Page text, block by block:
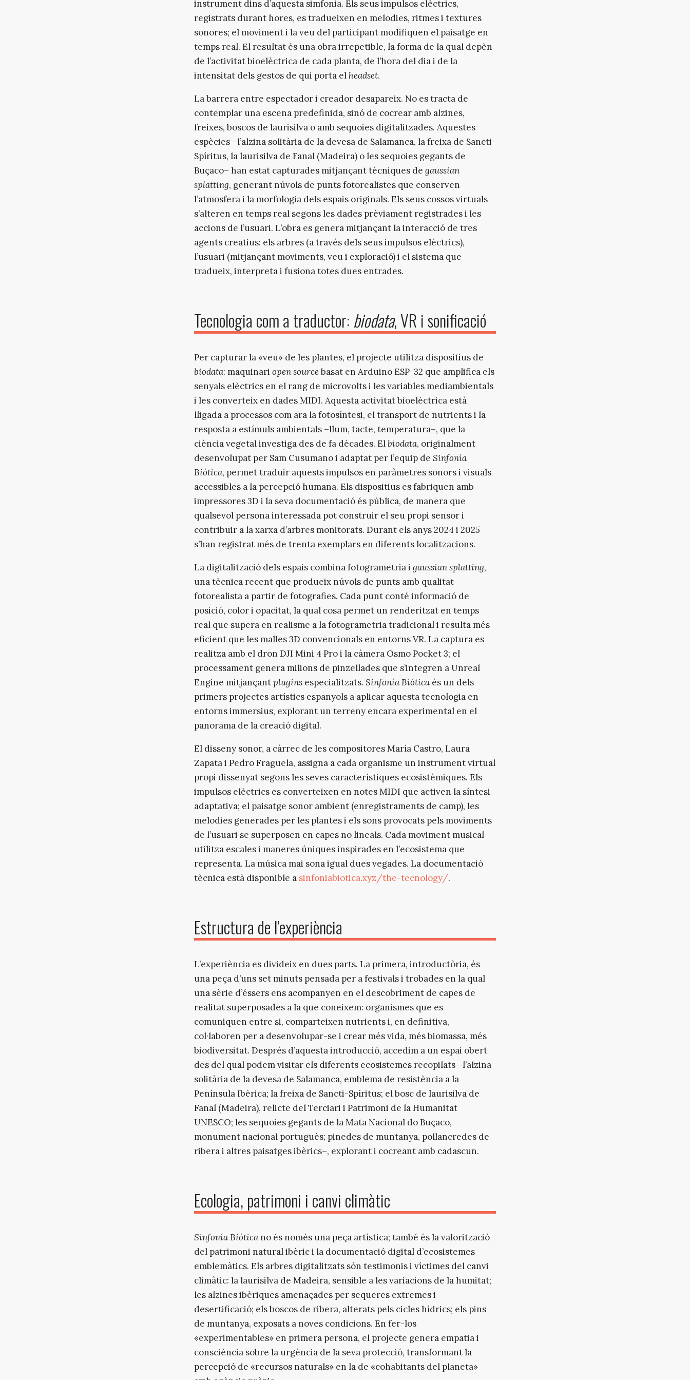
instrument dins d’aquesta simfonia. Els seus impulsos elèctrics,
registrats durant hores, es tradueixen en melodies, ritmes i textures
sonores; el moviment i la veu del participant modifiquen el paisatge en
temps real. El resultat és una obra irrepetible, la forma de la qual depèn
de l’activitat bioelèctrica de cada planta, de l’hora del dia i de la
intensitat dels gestos de qui porta el headset.
La barrera entre espectador i creador desapareix. No es tracta de
contemplar una escena predefinida, sinó de cocrear amb alzines,
freixes, boscos de laurisilva o amb sequoies digitalitzades. Aquestes
espècies –l’alzina solitària de la devesa de Salamanca, la freixa de Sancti-
Spíritus, la laurisilva de Fanal (Madeira) o les sequoies gegants de
Buçaco– han estat capturades mitjançant tècniques de gaussian
splatting, generant núvols de punts fotorealistes que conserven
l’atmosfera i la morfologia dels espais originals. Els seus cossos virtuals
s’alteren en temps real segons les dades prèviament registrades i les
accions de l’usuari. L’obra es genera mitjançant la interacció de tres
agents creatius: els arbres (a través dels seus impulsos elèctrics),
l’usuari (mitjançant moviments, veu i exploració) i el sistema que
tradueix, interpreta i fusiona totes dues entrades.
Tecnologia com a traductor: biodata, VR i sonificació
Per capturar la «veu» de les plantes, el projecte utilitza dispositius de
biodata: maquinari open sourcebasat en Arduino ESP-32 que amplifica els
senyals elèctrics en el rang de microvolts i les variables mediambientals
i les converteix en dades MIDI. Aquesta activitat bioelèctrica està
lligada a processos com ara la fotosíntesi, el transport de nutrients i la
resposta a estímuls ambientals –llum, tacte, temperatura–, que la
ciència vegetal investiga des de fa dècades. Elbiodata, originalment
desenvolupat per Sam Cusumano i adaptat per l’equip de Sinfonía
Biótica, permet traduir aquests impulsos en paràmetres sonors i visuals
accessibles a la percepció humana. Els dispositius es fabriquen amb
impressores 3D i la seva documentació és pública, de manera que
qualsevol persona interessada pot construir el seu propi sensor i
contribuir a la xarxa d’arbres monitorats. Durant els anys 2024 i 2025
s’han registrat més de trenta exemplars en diferents localitzacions.
La digitalització dels espais combina fotogrametria i gaussian splatting,
una tècnica recent que produeix núvols de punts amb qualitat
fotorealista a partir de fotografies. Cada punt conté informació de
posició, color i opacitat, la qual cosa permet un renderitzat en temps
real que supera en realisme a la fotogrametria tradicional i resulta més
eficient que les malles 3D convencionals en entorns VR. La captura es
realitza amb el dron DJI Mini 4 Pro i la càmera Osmo Pocket 3; el
processament genera milions de pinzellades que s’integren a Unreal
Engine mitjançantplugins especialitzats. Sinfonía Biótica és un dels
primers projectes artístics espanyols a aplicar aquesta tecnologia en
entorns immersius, explorant un terreny encara experimental en el
panorama de la creació digital.
El disseny sonor, a càrrec de les compositores María Castro, Laura
Zapata i Pedro Fraguela, assigna a cada organisme un instrument virtual
propi dissenyat segons les seves característiques ecosistèmiques. Els
impulsos elèctrics es converteixen en notes MIDI que activen la síntesi
adaptativa; el paisatge sonor ambient (enregistraments de camp), les
melodies generades per les plantes i els sons provocats pels moviments
de l’usuari se superposen en capes no lineals. Cada moviment musical
utilitza escales i maneres úniques inspirades en l’ecosistema que
representa. La música mai sona igual dues vegades. La documentació
tècnica està disponible a sinfoniabiotica.xyz/the-tecnology/.
Estructura de l’experiència
L’experiència es divideix en dues parts. La primera, introductòria, és
una peça d’uns set minuts pensada per a festivals i trobades en la qual
una sèrie d’éssers ens acompanyen en el descobriment de capes de
realitat superposades a la que coneixem: organismes que es
comuniquen entre si, comparteixen nutrients i, en definitiva,
col·laboren per a desenvolupar-se i crear més vida, més biomassa, més
biodiversitat. Després d’aquesta introducció, accedim a un espai obert
des del qual podem visitar els diferents ecosistemes recopilats –l’alzina
solitària de la devesa de Salamanca, emblema de resistència a la
Península Ibèrica; la freixa de Sancti-Spíritus; el bosc de laurisilva de
Fanal (Madeira), relicte del Terciari i Patrimoni de la Humanitat
UNESCO; les sequoies gegants de la Mata Nacional do Buçaco,
monument nacional portuguès; pinedes de muntanya, pollancredes de
ribera i altres paisatges ibèrics–, explorant i cocreant amb cadascun.
Ecologia, patrimoni i canvi climàtic
Sinfonía Bióticano és només una peça artística; també és la valorització
del patrimoni natural ibèric i la documentació digital d’ecosistemes
emblemàtics. Els arbres digitalitzats són testimonis i víctimes del canvi
climàtic: la laurisilva de Madeira, sensible a les variacions de la humitat;
les alzines ibèriques amenaçades per sequeres extremes i
desertificació; els boscos de ribera, alterats pels cicles hídrics; els pins
de muntanya, exposats a noves condicions. En fer-los
«experimentables» en primera persona, el projecte genera empatia i
consciència sobre la urgència de la seva protecció, transformant la
percepció de «recursos naturals» en la de «cohabitants del planeta»